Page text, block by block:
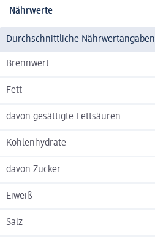
Nährwerte
Durchschnittliche Nährwertangaben
Brennwert
Fett
davon gesättigte Fettsäuren
Kohlenhydrate
davon Zucker
Eiweiß
Salz